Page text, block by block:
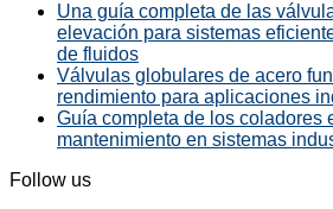
Una guía completa de las
elevación para sistemas
de fluidos
Válvulas globulares de acero
rendimiento para aplicaciones
Guía completa de los coladores
mantenimiento en sistemas
Follow us